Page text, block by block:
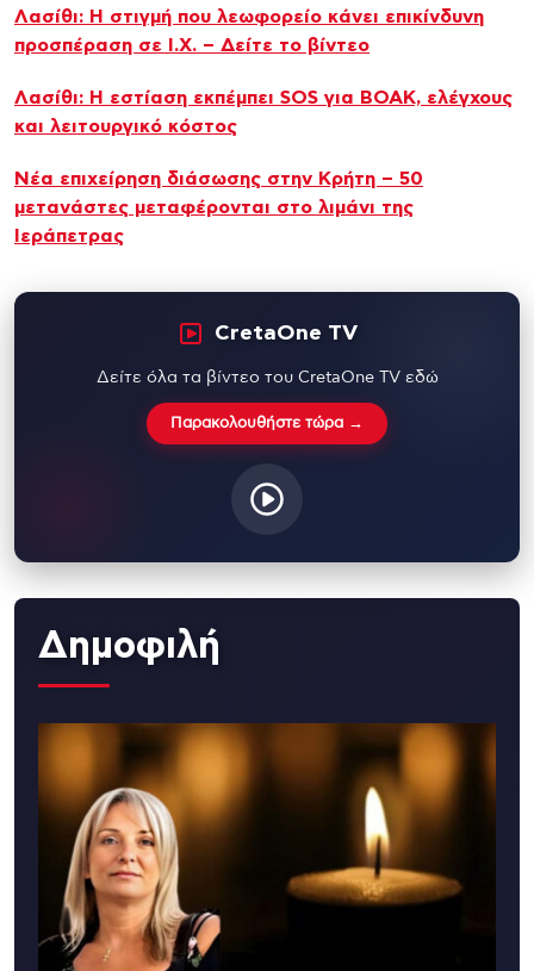
Λασίθι: Η στιγμή που λεωφορείο κάνει επικίνδυνη
προσπέραση σε Ι.Χ. – Δείτε το βίντεο
Λασίθι: Η εστίαση εκπέμπει SOS για ΒΟΑΚ, ελέγχους
και λειτουργικό κόστος
Νέα επιχείρηση διάσωσης στην Κρήτη – 50
μετανάστες μεταφέρονται στο λιμάνι της
Ιεράπετρας
CretaOne TV
Δείτε όλα τα βίντεο του CretaOne TV εδώ
Παρακολουθήστε τώρα →
Δημοφιλή